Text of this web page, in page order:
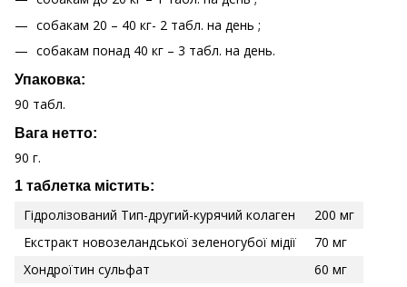
собакам 20 – 40 кг- 2 табл. на день ;
собакам понад 40 кг – 3 табл. на день.
Упаковка:
90 табл.
Вага нетто:
90 г.
1 таблетка містить:
Гідролізований Тип-другий-курячий колаген
200 мг
Екстракт новозеландської зеленогубої мідії
70 мг
Хондроїтин сульфат
60 мг